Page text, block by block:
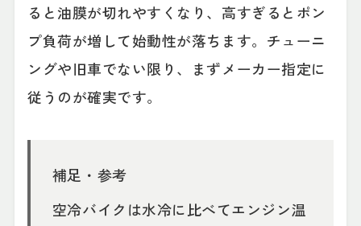
ると油膜が切れやすくなり、高すぎるとポン
プ負荷が増して始動性が落ちます。チューニ
ングや旧車でない限り、まずメーカー指定に
従うのが確実です。
補足・参考
空冷バイクは水冷に比べてエンジン温